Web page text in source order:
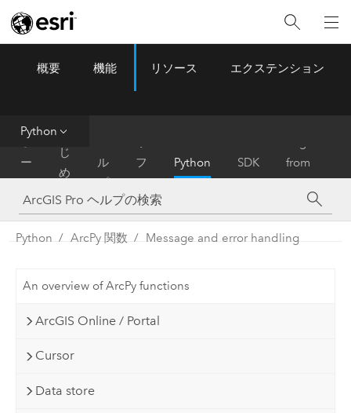
ArcGIS Pro Menu
概要 機能 リソース エクステンション
Python
ホ
ー
ム
は
じ
め
に
ル
プ
フ
ァ
レ
ン
ス
Python SDK
from
ArcMap
Python ArcPy 関数 Message and error handling
An overview of ArcPy functions
ArcGIS Online / Portal
Cursor
Data store